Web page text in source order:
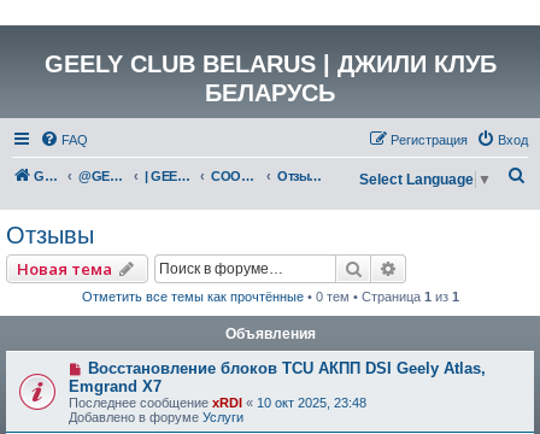
GEELY CLUB BELARUS | ДЖИЛИ КЛУБ
БЕЛАРУСЬ
FAQ Вход
Регистрация
GEELY Club Belarus @GEELYCLUBBY | GEELY КАТАЛОГ COOLRAY (SX11A3) Отзывы Select Language ▼
Отзывы
Новая тема Поиск
Отметить все темы как прочтённые• 0 тем • Страница 1 из 1
Объявления
Восстановление блоков TCU АКПП DSI Geely Atlas,
Emgrand X7
Последнее сообщение xRDI « 10 окт 2025, 23:48
Добавлено в форуме Услуги